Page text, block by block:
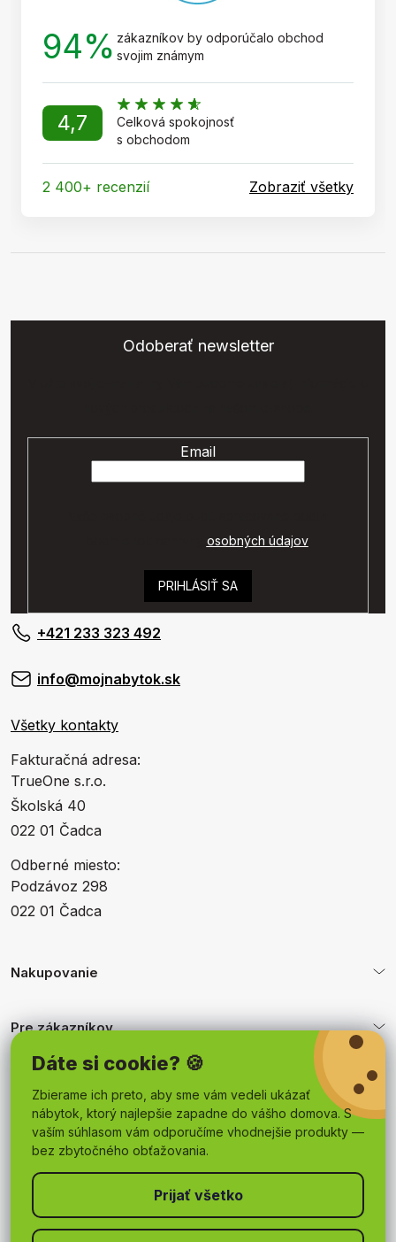
Dáte si cookie? 🍪
Zbierame ich preto, aby sme vám vedeli ukázať
nábytok, ktorý najlepšie zapadne do vášho domova. S
vaším súhlasom vám odporučíme vhodnejšie produkty —
bez zbytočného obťažovania.
94% zákazníkov by odporúčalo obchod
svojim známym
4,7
Celková spokojnosť
s obchodom
2 400+ recenzií Zobraziť všetky
Odoberať newsletter
Email
osobných údajov.
PRIHLÁSIŤ SA
+421 233 323 492
info@mojnabytok.sk
Všetky kontakty
Fakturačná adresa:
TrueOne s.r.o.
Školská 40
022 01 Čadca
Odberné miesto:
Podzávoz 298
022 01 Čadca
Nakupovanie
Pre zákazníkov